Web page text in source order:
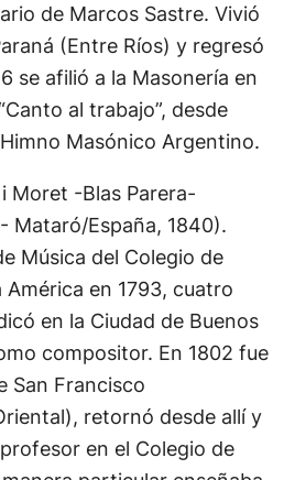
de Marcos Sastre. Vivió
(Entre Ríos) y regresó
se afilió a la Masonería en
al trabajo”, desde
Masónico Argentino.
Moret -Blas Parera-
Mataró/España, 1840).
Música del Colegio de
en 1793, cuatro
en la Ciudad de Buenos
compositor. En 1802 fue
San Francisco
retornó desde allí y
en el Colegio de